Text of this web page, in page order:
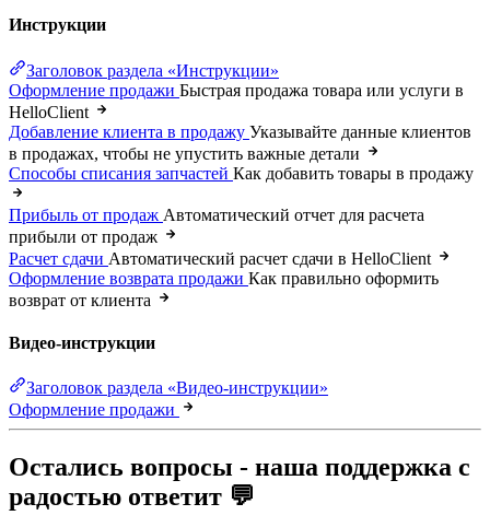
Инструкции
Заголовок раздела «Инструкции»
Оформление продажи Быстрая продажа товара или услуги в
HelloClient
Добавление клиента в продажу Указывайте данные клиентов
в продажах, чтобы не упустить важные детали
Способы списания запчастей Как добавить товары в продажу
Прибыль от продаж Автоматический отчет для расчета
прибыли от продаж
Расчет сдачи Автоматический расчет сдачи в HelloClient
Оформление возврата продажи Как правильно оформить
возврат от клиента
Видео-инструкции
Заголовок раздела «Видео-инструкции»
Оформление продажи
Остались вопросы - наша поддержка с
радостью ответит 💬